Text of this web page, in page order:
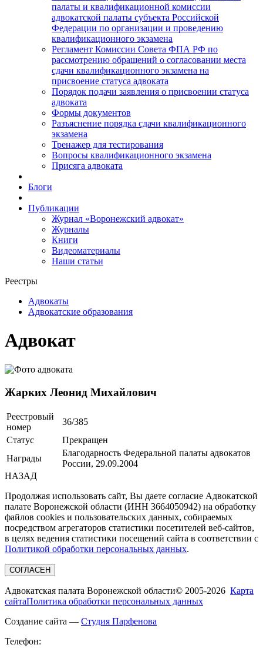
палаты и квалификационной комиссии
адвокатской палаты субъекта Российской
Федерации по организации и проведению
квалификационного экзамена
Регламент Комиссии Совета ФПА РФ по
рассмотрению обращений о согласовании места
сдачи квалификационного экзамена на
присвоение статуса адвоката
Порядок подачи заявления о присвоении статуса
адвоката
Формы документов
Разъяснение порядка сдачи квалификационного
экзамена
Тренажер для тестирования
Вопросы квалификационного экзамена
Присяга адвоката
Блоги
Публикации
Журнал «Воронежский адвокат»
Журналы
Книги
Видеоматериалы
Наши статьи
Реестры
Адвокаты
Адвокатские образования
Адвокат
Жарких Леонид Михайлович
Реестровый
номер
36/385
Статус
Прекращен
Награды
Благодарность Федеральной палаты адвокатов
России, 29.09.2004
НАЗАД
Продолжая использовать сайт, Вы даете согласие Адвокатской
палате Воронежской области (ИНН 3664050942) на обработку
файлов cookies и пользовательских данных, собираемых
посредством агрегаторов статистики посетителей веб-сайтов,
в целях ведения статистики посещений сайта в соответствии с
Политикой обработки персональных данных.
СОГЛАСЕН
Адвокатская палата Воронежской области© 2005-2026 Карта
сайтаПолитика обработки персональных данных
Создание сайта — Студия Парфенова
Телефон: